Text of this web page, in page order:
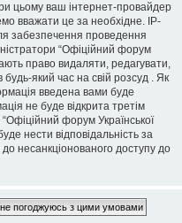
цьому ваш інтернет-провайдер
вважати це за необхідне. IP-
забезпечення проведення
“Офіційний форум
право видаляти, редагувати,
який час на свій розсуд . Як
введена вами буде
не буде відкрита третім
форум Української
нести відповідальність за
до несанкціонованого доступу до